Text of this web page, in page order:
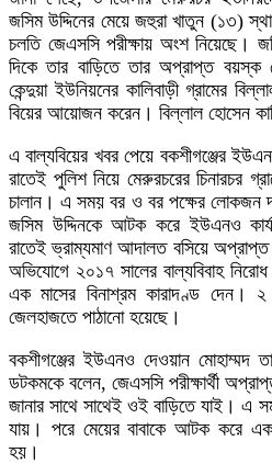
জসিম উদ্দিনের মেয়ে জহুরা খাতুন (১৩)
চলতি জেএসসি পরীক্ষায় অংশ নিয়েছে।
দিকে তার বাড়িতে তার অপ্রাপ্ত বয়স্ক
কেন্দুয়া ইউনিয়নের কালিবাড়ী গ্রামের
বিয়ের আয়োজন করেন। বিল্লাল হোসেন
এ বাল্যবিয়ের খবর পেয়ে বকশীগঞ্জের
রাতেই পুলিশ নিয়ে মেরুরচরের চিনারচর
চালান। এ সময় বর ও বর পক্ষের লোকজন
জসিম উদ্দিনকে আটক করে ইউএনও
রাতেই ভ্রাম্যমাণ আদালত বসিয়ে অপ্রাপ্ত
অভিযোগে ২০১৭ সালের বাল্যবিবাহ
এক মাসের বিনাশ্রম কারাদণ্ড দেন।
জেলহাজতে পাঠানো হয়েছে।
বকশীগঞ্জের ইউএনও দেওয়ান মোহাম্মদ
ডটকমকে বলেন, জেএসসি পরীক্ষার্থী
জানার সাথে সাথেই ওই বাড়িতে যাই। এ
যায়। পরে মেয়ের বাবাকে আটক করে এক
হয়।